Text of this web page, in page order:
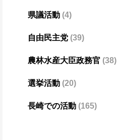
県議活動 (4)
自由民主党 (39)
農林水産大臣政務官 (38)
選挙活動 (20)
長崎での活動 (165)